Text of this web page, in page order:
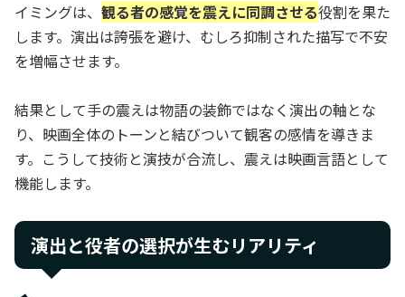
イミングは、 観る者の感覚を震えに同調させる役割を果た
します。演出は誇張を避け、むしろ抑制された描写で不安
を増幅させます。
結果として手の震えは物語の装飾ではなく演出の軸とな
り、映画全体のトーンと結びついて観客の感情を導きま
す。こうして技術と演技が合流し、震えは映画言語として
機能します。
演出と役者の選択が生むリアリティ